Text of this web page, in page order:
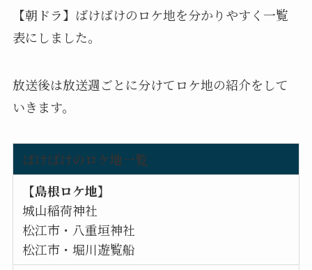
【朝ドラ】ばけばけのロケ地を分かりやすく一覧
表にしました。
放送後は放送週ごとに分けてロケ地の紹介をして
いきます。
ばけばけのロケ地一覧
【島根ロケ地】
城山稲荷神社
松江市・八重垣神社
松江市・堀川遊覧船